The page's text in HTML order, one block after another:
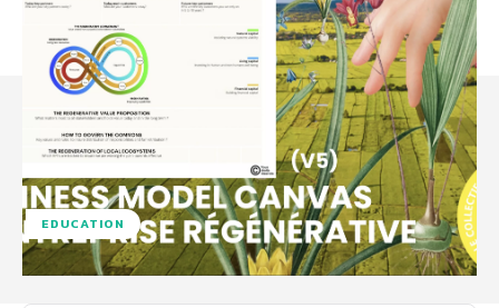
EDUCATION